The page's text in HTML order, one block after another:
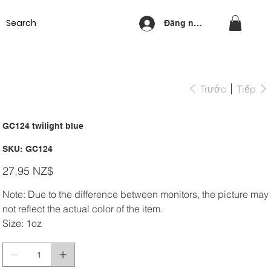
Nails Waxing Training
Đăng nhập
Trước Tiếp
GC124 twilight blue
SKU: SKU
GC124
GC124
Giá
27,95 NZ$
Note: Due to the difference between monitors, the picture may
not reflect the actual color of the item.
Size: 1oz